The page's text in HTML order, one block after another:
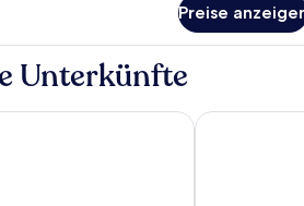
Preise
Unterkünfte
Hotel Regina